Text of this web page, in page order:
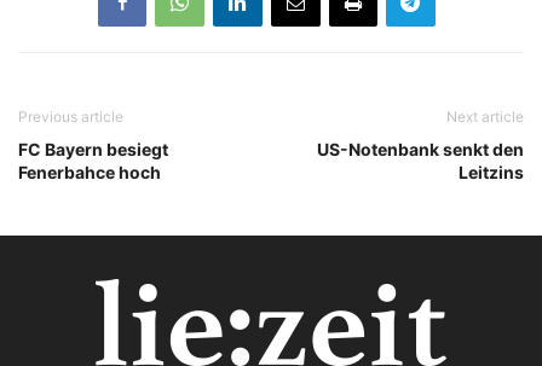
Previous article
FC Bayern besiegt
Fenerbahce hoch
Next article
US-Notenbank senkt den
Leitzins